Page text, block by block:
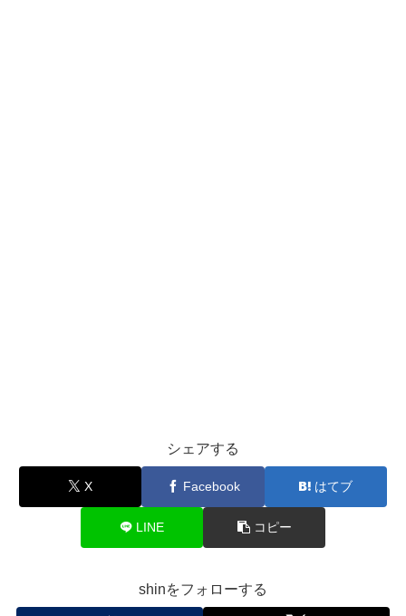
シェアする
X Facebook はてブ
LINE コピー
shinをフォローする